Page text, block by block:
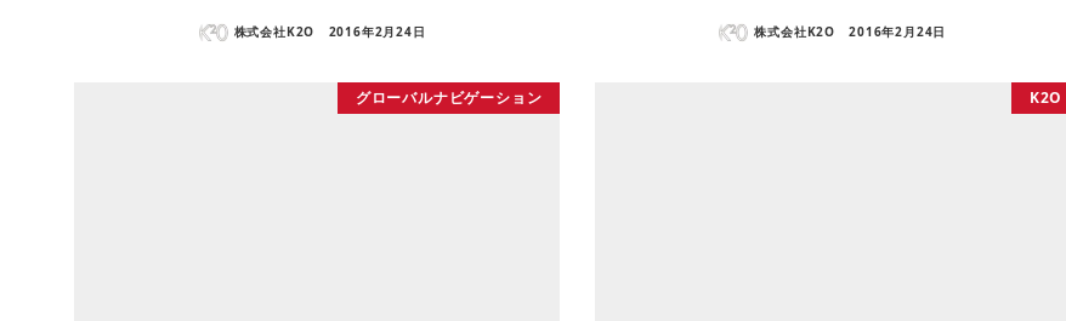
株式会社K2O 2016年2月24日 株式会社K2O 2016年2月24日
グローバルナビゲーション K2O